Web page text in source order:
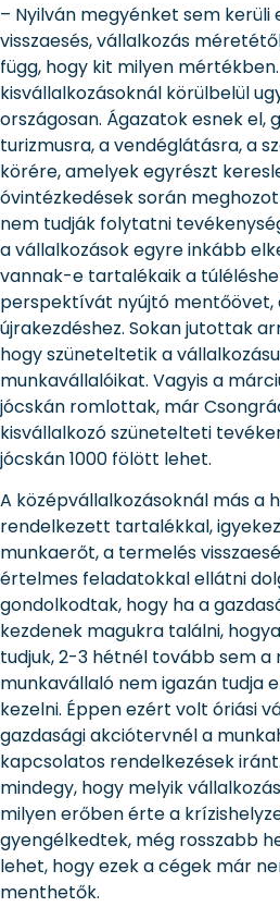
– Nyilván megyénket sem kerüli
visszaesés, vállalkozás
függ, hogy kit milyen
kisvállalkozásoknál körülbelül
országosan. Ágazatok esnek el,
turizmusra, a vendéglátásra, a
körére, amelyek egyrészt
óvintézkedések során
nem tudják folytatni
a vállalkozások egyre inkább
vannak-e tartalékaik a
perspektívát nyújtó mentőövet,
újrakezdéshez. Sokan jutottak
hogy szüneteltetik a
munkavállalóikat. Vagyis a
jócskán romlottak, már
kisvállalkozó szünetelteti
jócskán 1000 fölött lehet.
A középvállalkozásoknál más a
rendelkezett tartalékkal,
munkaerőt, a termelés
értelmes feladatokkal ellátni
gondolkodtak, hogy ha a
kezdenek magukra találni,
tudjuk, 2-3 hétnél tovább sem a
munkavállaló nem igazán tudja
kezelni. Éppen ezért volt óriási
gazdasági akciótervnél a
kapcsolatos rendelkezések
mindegy, hogy melyik
milyen erőben érte a
gyengélkedtek, még rosszabb
lehet, hogy ezek a cégek már
menthetők.